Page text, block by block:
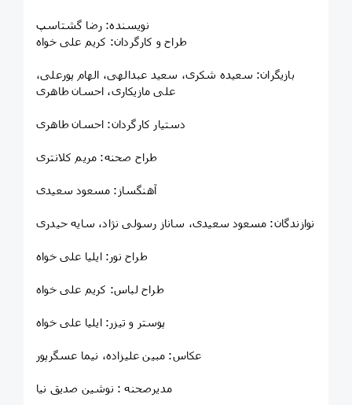
نویسنده: رضا گشتاسپ
طراح و کارگردان: کریم علی خواه
بازیگران: سعیده شکری، سعید عبدالهی، الهام پورعلی،
علی مازیکاری، احسان طاهری
دستیار کارگردان: احسان طاهری
طراح صحنه: مریم کلانتری
آهنگساز: مسعود سعیدی
نوازندگان: مسعود سعیدی، ساناز رسولی نژاد، سایه حیدری
طراح نور: ایلیا علی خواه
طراح لباس: کریم علی خواه
پوستر و تیزر: ایلیا علی خواه
عکاس: مبین علیزاده، نیما عسگرپور
مدیرصحنه : نوشین صدیق نیا